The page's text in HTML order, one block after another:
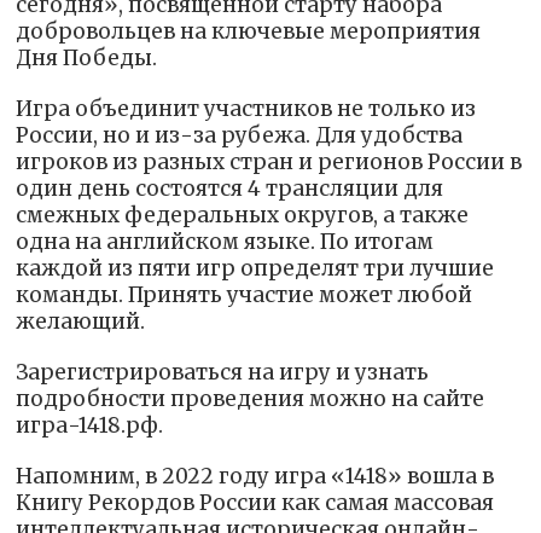
добровольцев на ключевые мероприятия
Дня Победы.
Игра объединит участников не только из
России, но и из-за рубежа. Для удобства
игроков из разных стран и регионов России в
один день состоятся 4 трансляции для
смежных федеральных округов, а также
одна на английском языке. По итогам
каждой из пяти игр определят три лучшие
команды. Принять участие может любой
желающий.
Зарегистрироваться на игру и узнать
подробности проведения можно на сайте
игра-1418.рф.
Напомним, в 2022 году игра «1418» вошла в
Книгу Рекордов России как самая массовая